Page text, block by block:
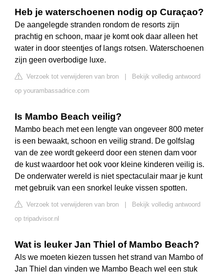
Heb je waterschoenen nodig op Curaçao?
De aangelegde stranden rondom de resorts zijn
prachtig en schoon, maar je komt ook daar alleen het
water in door steentjes of langs rotsen. Waterschoenen
zijn geen overbodige luxe.
Verzoek tot verwijderen van bron
Bekijk volledig antwoord
op yourambassadrice.com
Is Mambo Beach veilig?
Mambo beach met een lengte van ongeveer 800 meter
is een bewaakt, schoon en veilig strand. De golfslag
van de zee wordt gekeerd door een stenen dam voor
de kust waardoor het ook voor kleine kinderen veilig is.
De onderwater wereld is niet spectaculair maar je kunt
met gebruik van een snorkel leuke vissen spotten.
Verzoek tot verwijderen van bron
Bekijk volledig antwoord
op tripadvisor.nl
Wat is leuker Jan Thiel of Mambo Beach?
Als we moeten kiezen tussen het strand van Mambo of
Jan Thiel dan vinden we Mambo Beach wel een stuk